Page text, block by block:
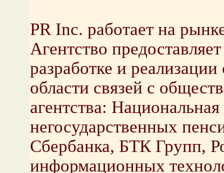
PR Inc. работает на
Агентство
разработке и
области связей с
агентства:
негосударственных
Сбербанка, БТК Групп,
информационных